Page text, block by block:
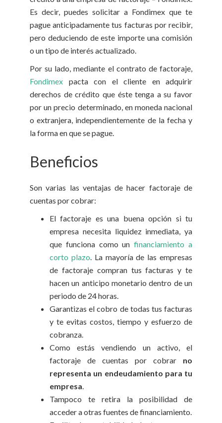
Es decir, puedes solicitar a Fondimex que te
pague anticipadamente tus facturas por recibir,
pero deduciendo de este importe una comisión
o un tipo de interés actualizado.
Por su lado, mediante el contrato de factoraje,
Fondimex pacta con el cliente en adquirir
derechos de crédito que éste tenga a su favor
por un precio determinado, en moneda nacional
o extranjera, independientemente de la fecha y
la forma en que se pague.
Beneficios
Son varias las ventajas de hacer factoraje de
cuentas por cobrar:
El factoraje es una buena opción si tu
empresa necesita liquidez inmediata, ya
que funciona como unfinanciamiento a
corto plazo . La mayoría de las empresas
de factoraje compran tus facturas y te
hacen un anticipo monetario dentro de un
periodo de 24 horas.
Garantizas el cobro de todas tus facturas
y te evitas costos, tiempo y esfuerzo de
cobranza.
Como estás vendiendo un activo, el
factoraje de cuentas por cobrar no
representa un endeudamiento para tu
empresa
Tampoco te retira la posibilidad de
acceder a otras fuentes de financiamiento.